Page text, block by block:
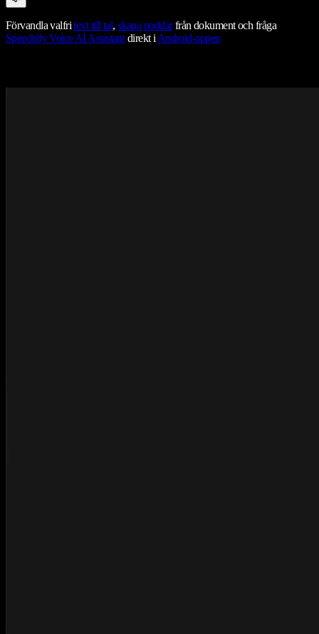
Förvandla valfritext till tal,skapa poddarfrån dokument och fråga
Speechify Voice AI Assistantdirekt iAndroid-appen